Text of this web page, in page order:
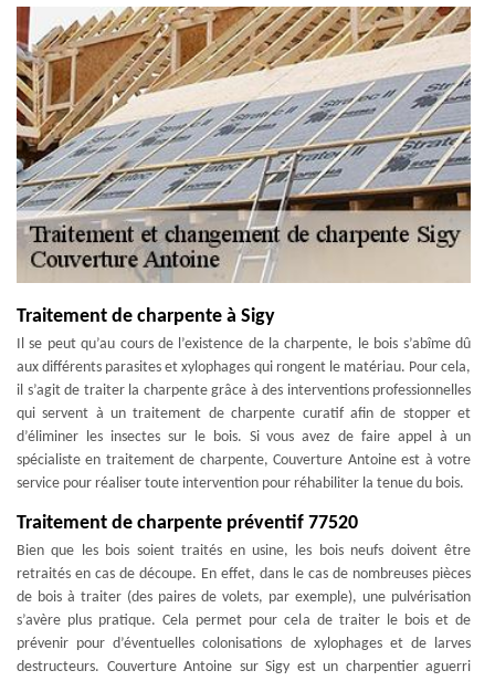
Traitement de charpente à Sigy
Il se peut qu’au cours de l’existence de la charpente, le bois s’abîme dû
aux différents parasites et xylophages qui rongent le matériau. Pour cela,
il s’agit de traiter la charpente grâce à des interventions professionnelles
qui servent à un traitement de charpente curatif afin de stopper et
d’éliminer les insectes sur le bois. Si vous avez de faire appel à un
spécialiste en traitement de charpente, Couverture Antoine est à votre
service pour réaliser toute intervention pour réhabiliter la tenue du bois.
Traitement de charpente préventif 77520
Bien que les bois soient traités en usine, les bois neufs doivent être
retraités en cas de découpe. En effet, dans le cas de nombreuses pièces
de bois à traiter (des paires de volets, par exemple), une pulvérisation
s’avère plus pratique. Cela permet pour cela de traiter le bois et de
prévenir pour d’éventuelles colonisations de xylophages et de larves
destructeurs. Couverture Antoine sur Sigy est un charpentier aguerri